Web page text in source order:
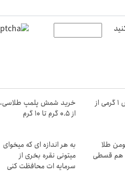
خرید شمش 1 گرمی از
خرید شمش پلمپ طلاسی،
از ۰.۵ گرم تا ۱۰ گرم
طلا
هم قسطی
به هر اندازه ای که میخوای
میتونی نقره بخری از
سرمایه ات محافظت کنی